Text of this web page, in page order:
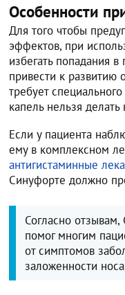
Особенности
Для того чтобы
эффектов, при
избегать попадания в
привести к развитию
требует
капель нельзя делать
Если у пациента
ему в комплексном
антигистаминные
Синуфорте должно
Согласно
помог многим
от симптомов
заложенности